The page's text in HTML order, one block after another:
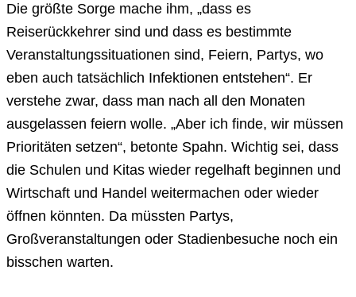
Die größte Sorge mache ihm, „dass es
Reiserückkehrer sind und dass es bestimmte
Veranstaltungssituationen sind, Feiern, Partys, wo
eben auch tatsächlich Infektionen entstehen“. Er
verstehe zwar, dass man nach all den Monaten
ausgelassen feiern wolle. „Aber ich finde, wir müssen
Prioritäten setzen“, betonte Spahn. Wichtig sei, dass
die Schulen und Kitas wieder regelhaft beginnen und
Wirtschaft und Handel weitermachen oder wieder
öffnen könnten. Da müssten Partys,
Großveranstaltungen oder Stadienbesuche noch ein
bisschen warten.